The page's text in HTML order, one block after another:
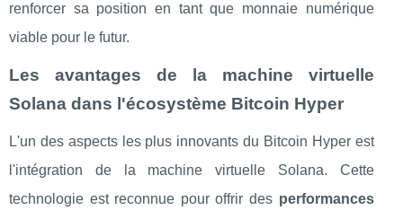
renforcer sa position en tant que monnaie numérique
viable pour le futur.
Les avantages de la machine virtuelle
Solana dans l'écosystème Bitcoin Hyper
L'un des aspects les plus innovants du Bitcoin Hyper est
l'intégration de la machine virtuelle Solana. Cette
technologie est reconnue pour offrir des performances